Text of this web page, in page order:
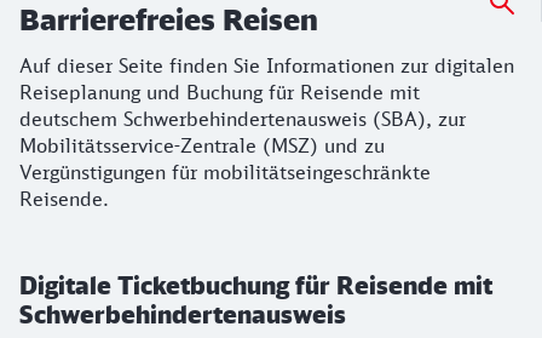
Barrierefreies Reisen
Auf dieser Seite finden Sie Informationen zur digitalen
Reiseplanung und Buchung für Reisende mit
deutschem Schwerbehindertenausweis (SBA), zur
Mobilitätsservice-Zentrale (MSZ) und zu
Vergünstigungen für mobilitätseingeschränkte
Reisende.
Digitale Ticketbuchung für Reisende mit
Schwerbehindertenausweis